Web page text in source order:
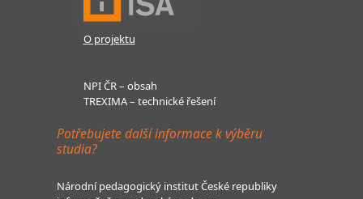
O projektu
NPI ČR – obsah
TREXIMA – technické řešení
Potřebujete další informace k výběru
studia?
Národní pedagogický institut České republiky